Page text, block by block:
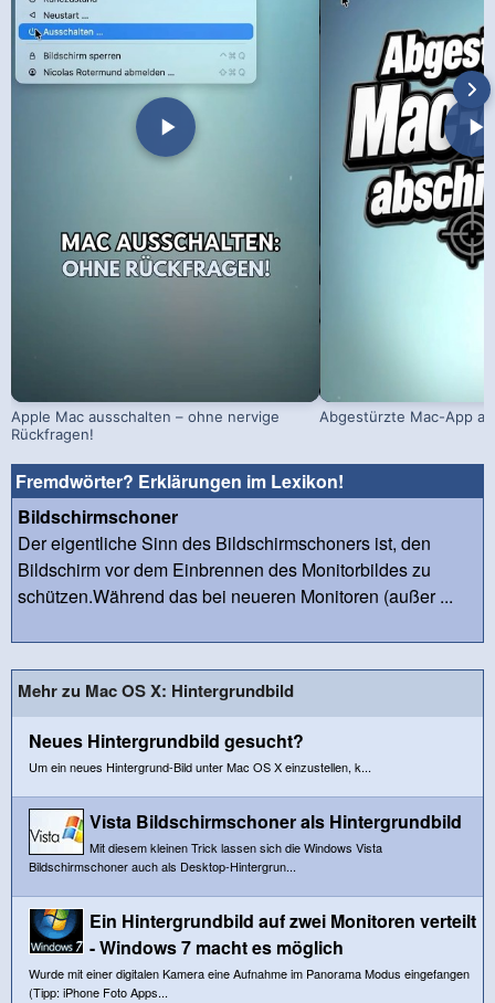
Apple Mac ausschalten – ohne nervige
Rückfragen!
Abgestürzte Mac-App
Fremdwörter? Erklärungen im Lexikon!
Bildschirmschoner
Der eigentliche Sinn des Bildschirmschoners ist, den
Bildschirm vor dem Einbrennen des Monitorbildes zu
schützen.Während das bei neueren Monitoren (außer ...
Mehr zu Mac OS X: Hintergrundbild
Neues Hintergrundbild gesucht?
Um ein neues Hintergrund-Bild unter Mac OS X einzustellen, k...
Vista Bildschirmschoner als Hintergrundbild
Mit diesem kleinen Trick lassen sich die Windows Vista
Bildschirmschoner auch als Desktop-Hintergrun...
Ein Hintergrundbild auf zwei Monitoren verteilt
- Windows 7 macht es möglich
Wurde mit einer digitalen Kamera eine Aufnahme im Panorama Modus eingefangen
(Tipp: iPhone Foto Apps...